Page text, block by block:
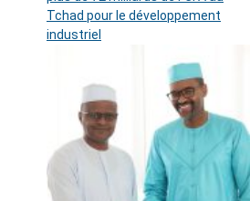
Tchad pour le développement
industriel